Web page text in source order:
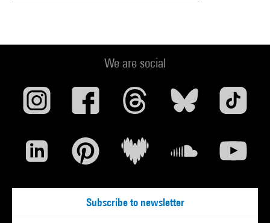
We are social
Subscribe to newsletter